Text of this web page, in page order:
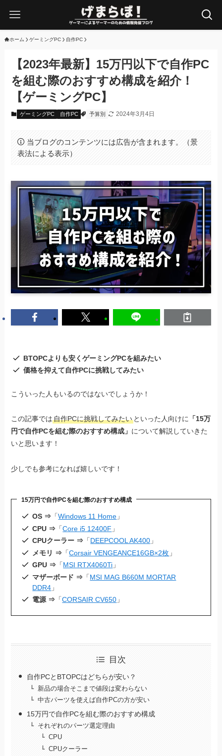
ホーム ゲーミングPC 自作PC
【2023年最新】15万円以下で自作PC
を組む際のおすすめ構成を紹介！
【ゲーミングPC】
ゲーミングPC 自作PC 予算別 2024年3月4日
当ブログのコンテンツには広告が含まれます。（景
表法による表示）
BTOPCよりも安くゲーミングPCを組みたい
価格を抑えて自作PCに挑戦してみたい
こういった人もいるのではないでしょうか！
この記事では自作PCに挑戦してみたい といった人向けに 「15万
円で自作PCを組む際のおすすめ構成」 について解説していきた
いと思います！
少しでも参考になれば嬉しいです！
15万円で自作PCを組む際のおすすめ構成
OS ⇒ 「Windows 11 Home 」
CPU ⇒ 「Core i5 12400F 」
CPUクーラー ⇒ 「DEEPCOOL AK400 」
メモリ ⇒ 「Corsair VENGEANCE16GB×2枚 」
GPU ⇒ 「MSI RTX4060Ti 」
マザーボード ⇒ 「MSI MAG B660M MORTAR
DDR4 」
電源 ⇒ 「CORSAIR CV650 」
目次
自作PCとBTOPCはどちらが安い？
新品の場合そこまで値段は変わらない
中古パーツを使えば自作PCの方が安い
15万円で自作PCを組む際のおすすめ構成
それぞれのパーツ選定理由
CPU
CPUクーラー